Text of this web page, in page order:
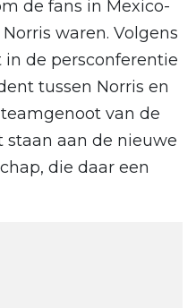
de fans in Mexico-
waren. Volgens
de persconferentie
tussen Norris en
van de
staan aan de nieuwe
die daar een